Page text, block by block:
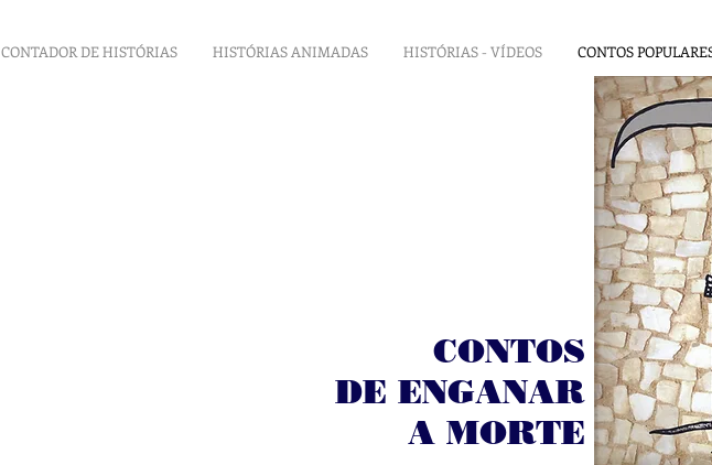
CONTADOR DE HISTÓRIAS HISTÓRIAS ANIMADAS HISTÓRIAS - VÍDEOS CONTOS
CONTOS
DE ENGANAR
A MORTE